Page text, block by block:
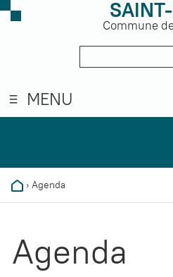
Commune
MENU
› Agenda
Agenda